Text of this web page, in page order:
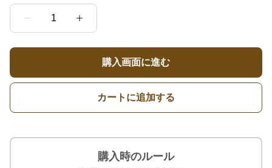
1
購入画面に進む
カートに追加する
購入時のルール